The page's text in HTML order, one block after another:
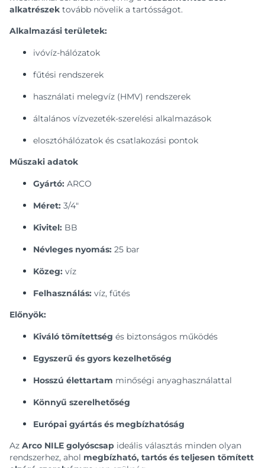
alkatrészek tovább növelik a tartósságot.
Alkalmazási területek:
ivóvíz-hálózatok
fűtési rendszerek
használati melegvíz (HMV) rendszerek
általános vízvezeték-szerelési alkalmazások
elosztóhálózatok és csatlakozási pontok
Műszaki adatok
Gyártó: ARCO
Méret: 3/4″
Kivitel: BB
Névleges nyomás: 25 bar
Közeg: víz
Felhasználás: víz, fűtés
Előnyök:
Kiváló tömítettség és biztonságos működés
Egyszerű és gyors kezelhetőség
Hosszú élettartam minőségi anyaghasználattal
Könnyű szerelhetőség
Európai gyártás és megbízhatóság
Az Arco NILE golyóscsap ideális választás minden olyan
rendszerhez, ahol megbízható, tartós és teljesen tömített